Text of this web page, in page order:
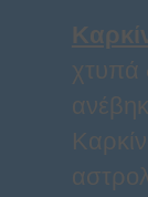
χτυπά